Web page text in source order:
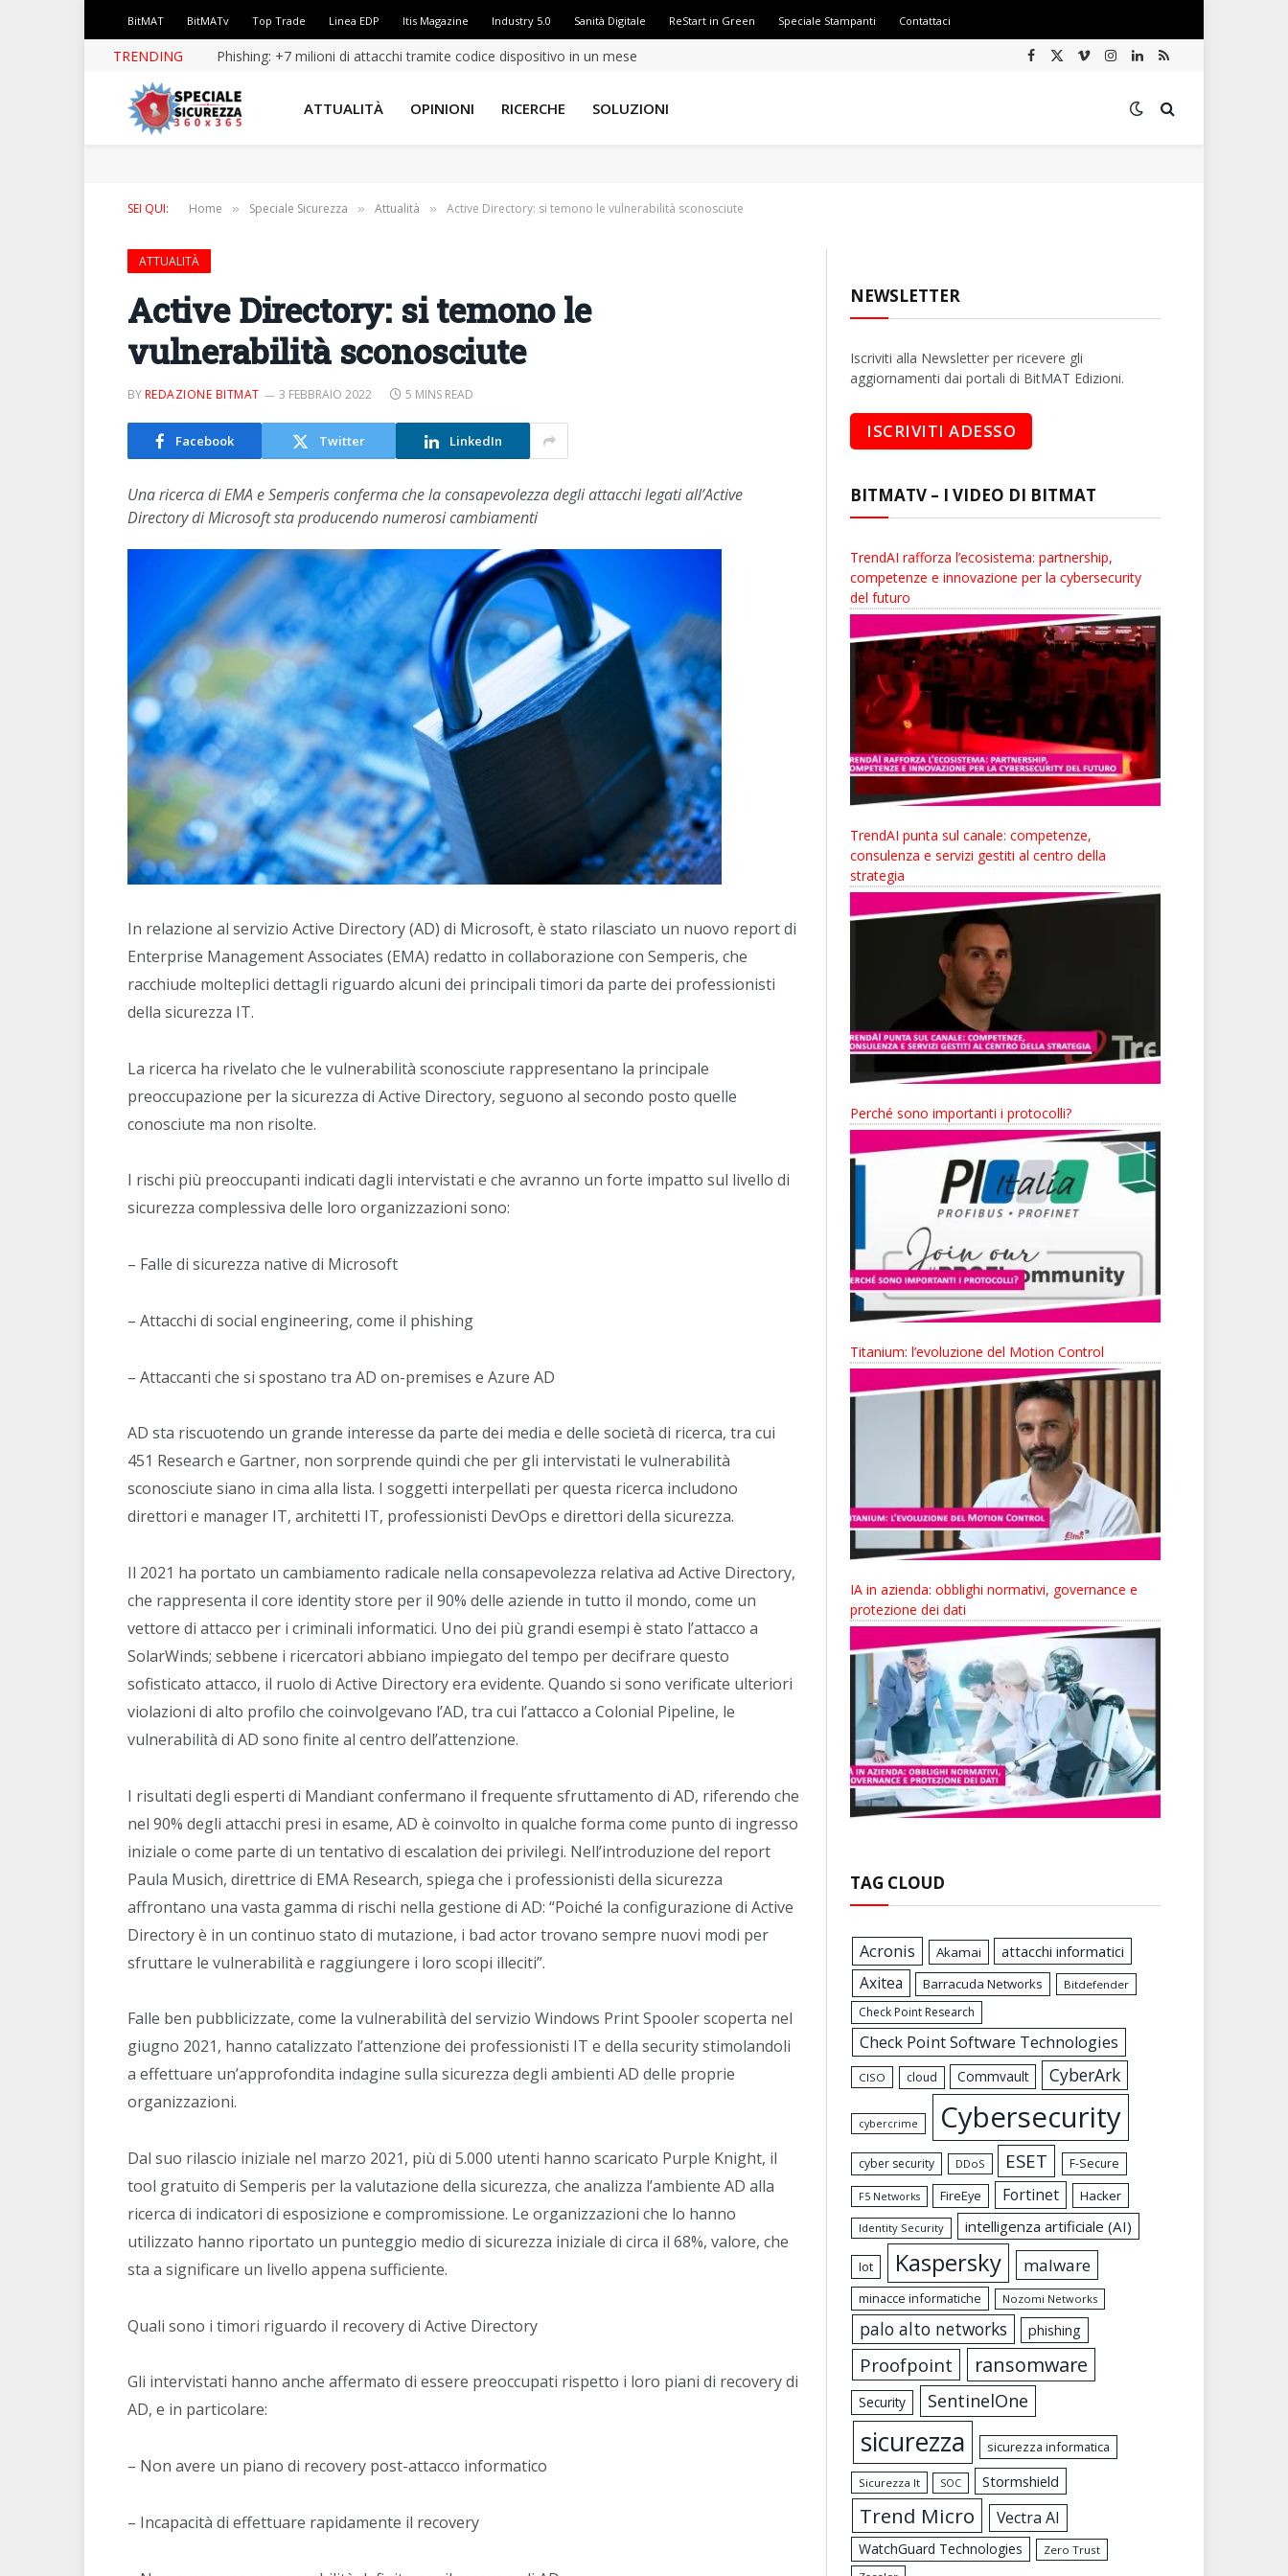
BitMAT BitMATv Top Trade Linea EDP Itis Magazine Industry 5.0 Sanità Digitale ReStart in Green Speciale Stampanti Contattaci
TRENDING Phishing: +7 milioni di attacchi tramite codice dispositivo in un mese Facebook
X
VimeoInstagram
LinkedIn
RSS
ATTUALITÀ OPINIONI RICERCHE SOLUZIONI
SEI QUI: Home » Speciale Sicurezza » Attualità » Active Directory: si temono le vulnerabilità sconosciute
ATTUALITÀ
Active Directory: si temono le
vulnerabilità sconosciute
BYREDAZIONE BITMAT 3 FEBBRAIO 2022 5 MINS READ
Facebook Twitter LinkedIn
Una ricerca di EMA e Semperis conferma che la consapevolezza degli attacchi legati all’Active
Directory di Microsoft sta producendo numerosi cambiamenti
In relazione al servizio Active Directory (AD) di Microsoft, è stato rilasciato un nuovo report di
Enterprise Management Associates (EMA) redatto in collaborazione con Semperis, che
racchiude molteplici dettagli riguardo alcuni dei principali timori da parte dei professionisti
della sicurezza IT.
La ricerca ha rivelato che le vulnerabilità sconosciute rappresentano la principale
preoccupazione per la sicurezza di Active Directory, seguono al secondo posto quelle
conosciute ma non risolte.
I rischi più preoccupanti indicati dagli intervistati e che avranno un forte impatto sul livello di
sicurezza complessiva delle loro organizzazioni sono:
– Falle di sicurezza native di Microsoft
– Attacchi di social engineering, come il phishing
– Attaccanti che si spostano tra AD on-premises e Azure AD
AD sta riscuotendo un grande interesse da parte dei media e delle società di ricerca, tra cui
451 Research e Gartner, non sorprende quindi che per gli intervistati le vulnerabilità
sconosciute siano in cima alla lista. I soggetti interpellati per questa ricerca includono
direttori e manager IT, architetti IT, professionisti DevOps e direttori della sicurezza.
Il 2021 ha portato un cambiamento radicale nella consapevolezza relativa ad Active Directory,
che rappresenta il core identity store per il 90% delle aziende in tutto il mondo, come un
vettore di attacco per i criminali informatici. Uno dei più grandi esempi è stato l’attacco a
SolarWinds; sebbene i ricercatori abbiano impiegato del tempo per decifrare questo
sofisticato attacco, il ruolo di Active Directory era evidente. Quando si sono verificate ulteriori
violazioni di alto profilo che coinvolgevano l’AD, tra cui l’attacco a Colonial Pipeline, le
vulnerabilità di AD sono finite al centro dell’attenzione.
I risultati degli esperti di Mandiant confermano il frequente sfruttamento di AD, riferendo che
nel 90% degli attacchi presi in esame, AD è coinvolto in qualche forma come punto di ingresso
iniziale o come parte di un tentativo di escalation dei privilegi. Nell’introduzione del report
Paula Musich, direttrice di EMA Research, spiega che i professionisti della sicurezza
affrontano una vasta gamma di rischi nella gestione di AD: “Poiché la configurazione di Active
Directory è in un continuo stato di mutazione, i bad actor trovano sempre nuovi modi per
sfruttare le vulnerabilità e raggiungere i loro scopi illeciti”.
Falle ben pubblicizzate, come la vulnerabilità del servizio Windows Print Spooler scoperta nel
giugno 2021, hanno catalizzato l’attenzione dei professionisti IT e della security stimolandoli
a effettuare un’approfondita indagine sulla sicurezza degli ambienti AD delle proprie
organizzazioni.
Dal suo rilascio iniziale nel marzo 2021, più di 5.000 utenti hanno scaricato Purple Knight, il
tool gratuito di Semperis per la valutazione della sicurezza, che analizza l’ambiente AD alla
ricerca di indicatori di esposizione e compromissione. Le organizzazioni che lo hanno
utilizzato hanno riportato un punteggio medio di sicurezza iniziale di circa il 68%, valore, che
sta a significare un livello appena sufficiente.
Quali sono i timori riguardo il recovery di Active Directory
Gli intervistati hanno anche affermato di essere preoccupati rispetto i loro piani di recovery di
AD, e in particolare:
– Non avere un piano di recovery post-attacco informatico
– Incapacità di effettuare rapidamente il recovery
NEWSLETTER
Iscriviti alla Newsletter per ricevere gli
aggiornamenti dai portali di BitMAT Edizioni.
BITMATV – I VIDEO DI BITMAT
TrendAI rafforza l’ecosistema: partnership,
competenze e innovazione per la cybersecurity
del futuro
TrendAI punta sul canale: competenze,
consulenza e servizi gestiti al centro della
strategia
Perché sono importanti i protocolli?
Titanium: l’evoluzione del Motion Control
IA in azienda: obblighi normativi, governance e
protezione dei dati
TAG CLOUD
Acronis Akamai attacchi informatici
Axitea Barracuda Networks Bitdefender
Check Point Research
Check Point Software Technologies
CISO cloud Commvault CyberArk
cybercrime Cybersecurity
cyber security DDoS ESET F-Secure
F5 Networks FireEye Fortinet Hacker
Identity Security intelligenza artificiale (AI)
Iot Kaspersky malware
minacce informatiche Nozomi Networks
palo alto networks phishing
Proofpoint ransomware
Security SentinelOne
sicurezza sicurezza informatica
Sicurezza It SOC Stormshield
Trend Micro Vectra AI
WatchGuard Technologies
Zero Trust